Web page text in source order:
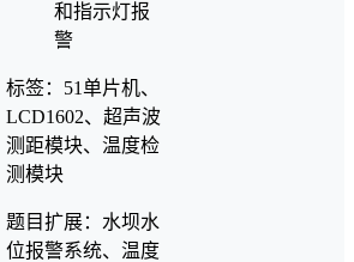
和指示灯报
警
标签：51单片机、
LCD1602、超声波
测距模块、温度检
测模块
题目扩展：水坝水
位报警系统、温度